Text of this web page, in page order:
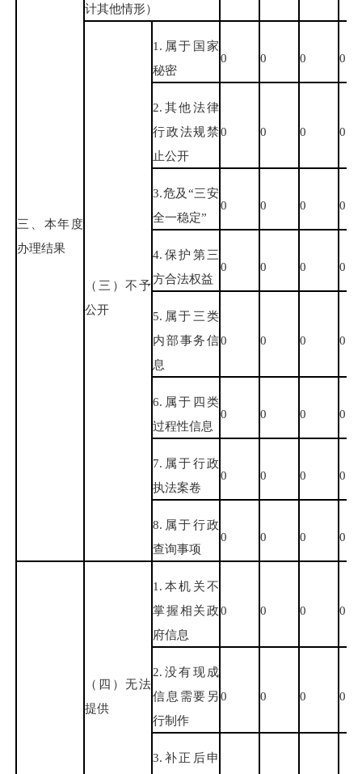
三、本年度
办理结果
计其他情形）
（三）不予
公开
1.属于国家
秘密
0 0 0 0
2.其他法律
行政法规禁
止公开
0 0 0 0
3.危及“三安
全一稳定”
0 0 0 0
4.保护第三
方合法权益
0 0 0 0
5.属于三类
内部事务信
息
0 0 0 0
6.属于四类
过程性信息
0 0 0 0
7.属于行政
执法案卷
0 0 0 0
8.属于行政
查询事项
0 0 0 0
（四）无法
提供
1.本机关不
掌握相关政
府信息
0 0 0 0
2.没有现成
信息需要另
行制作
0 0 0 0
3.补正后申